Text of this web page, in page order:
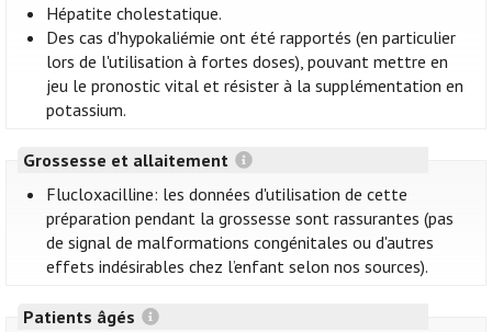
Hépatite cholestatique.
Des cas d'hypokaliémie ont été rapportés (en particulier
lors de l'utilisation à fortes doses), pouvant mettre en
jeu le pronostic vital et résister à la supplémentation en
potassium.
Grossesse et allaitement
Flucloxacilline: les données d'utilisation de cette
préparation pendant la grossesse sont rassurantes (pas
de signal de malformations congénitales ou d'autres
effets indésirables chez l’enfant selon nos sources).
Patients âgés